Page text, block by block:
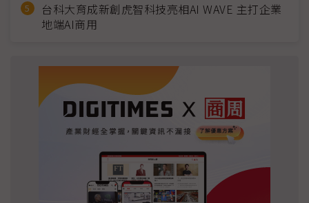
台科大育成新創虎智科技亮相AI WAVE 主打企業
地端AI商用